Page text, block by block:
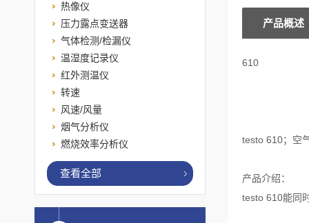
产品概述
610
testo 610；空
产品介绍：
testo 610能同
热像仪
压力露点变送器
气体检测/检漏仪
温湿度记录仪
红外测温仪
转速
风速/风量
烟气分析仪
燃烧效率分析仪
查看全部